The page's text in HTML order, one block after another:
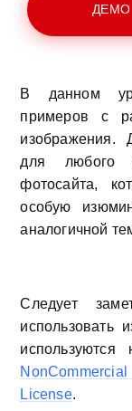
ДЕМО
В данном
примеров с
изображения.
для любого
фотосайта,
особую
аналогичной
Следует
использовать
License.